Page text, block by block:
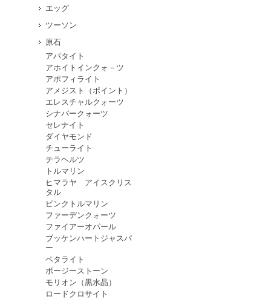
エッグ
ツーソン
原石
アパタイト
アホイトインクォ－ツ
アポフィライト
アメジスト（ポイント）
エレスチャルクォーツ
シナバークォーツ
セレナイト
ダイヤモンド
チューライト
テラヘルツ
トルマリン
ヒマラヤ アイスクリス
タル
ピンクトルマリン
ファーデンクォーツ
ファイアーオパール
ブッケンハートジャスパ
ー
ペタライト
ボージーストーン
モリオン（黒水晶）
ロードクロサイト